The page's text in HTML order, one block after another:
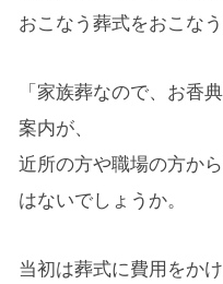
おこなう葬式をおこな
「家族葬なので、お香
案内が、
近所の方や職場の方か
はないでしょうか。
当初は葬式に費用をかけ